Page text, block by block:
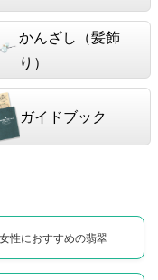
かんざし（髪飾
り）
ガイドブック
女性におすすめの翡翠